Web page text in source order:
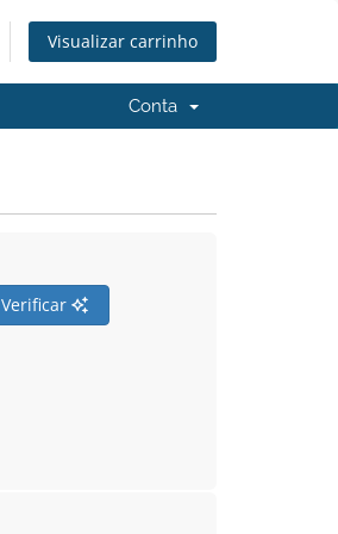
Visualizar carrinho
Conta
Verificar